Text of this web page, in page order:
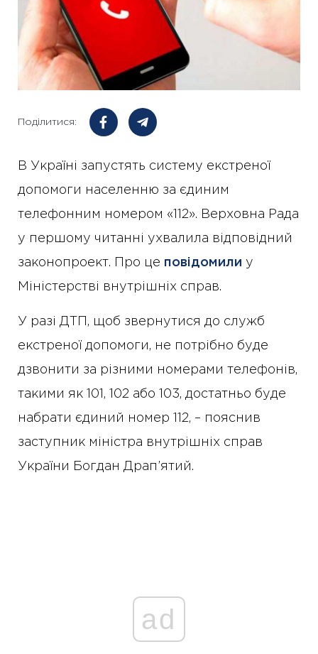
Поділитися:
В Україні запустять систему екстреної
допомоги населенню за єдиним
телефонним номером «112». Верховна Рада
у першому читанні ухвалила відповідний
законопроект. Про це повідомили у
Міністерстві внутрішніх справ.
У разі ДТП, щоб звернутися до служб
екстреної допомоги, не потрібно буде
дзвонити за різними номерами телефонів,
такими як 101, 102 або 103, достатньо буде
набрати єдиний номер 112, – пояснив
заступник міністра внутрішніх справ
України Богдан Драп’ятий.
ad